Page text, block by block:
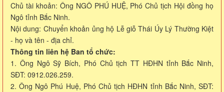
Chủ tài khoản: Ông NGÔ PHÚ HUỆ, Phó Chủ tịch Hội đồng họ
Ngô tỉnh Bắc Ninh.
Nội dung: Chuyển khoản ủng hộ Lễ giỗ Thái Úy Lý Thường Kiệt
- họ và tên - địa chỉ.
Thông tin liên hệ Ban tổ chức:
1. Ông Ngô Sỹ Bích, Phó Chủ tịch TT HĐHN tỉnh Bắc Ninh,
SĐT: 0912.026.259.
2. Ông Ngô Phú Huệ, Phó Chủ tịch HĐHN tỉnh Bắc Ninh, SĐT: